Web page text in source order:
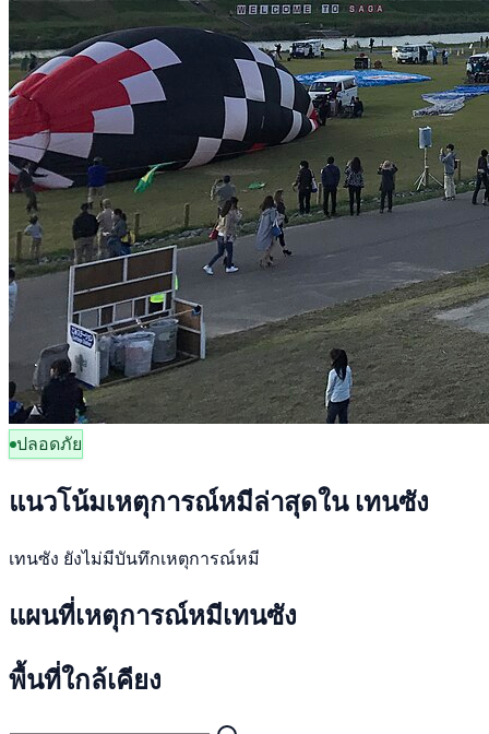
ปลอดภัย
แนวโน้มเหตุการณ์หมีล่าสุดใน เทนซัง
เทนซัง ยังไม่มีบันทึกเหตุการณ์หมี
แผนที่เหตุการณ์หมีเทนซัง
พื้นที่ใกล้เคียง